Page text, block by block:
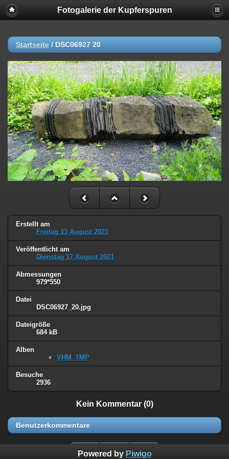
Fotogalerie der Kupferspuren
Startseite / DSC06927 20
Erstellt am
Freitag 13 August 2021
Veröffentlicht am
Dienstag 17 August 2021
Abmessungen
979*550
Datei
DSC06927_20.jpg
Dateigröße
684 kB
Alben
VHM_TMP
Besuche
2936
Kein Kommentar (0)
Benutzerkommentare
Powered by Piwigo